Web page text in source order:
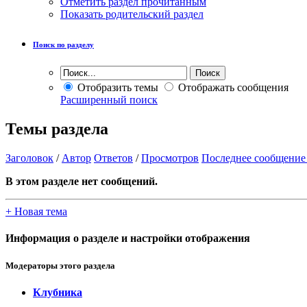
Показать родительский раздел
Поиск по разделу
Отобразить темы
Отображать сообщения
Расширенный поиск
Темы раздела
Заголовок / Автор Ответов /Просмотров Последнее сообщение
В этом разделе нет сообщений.
+ Новая тема
Информация о разделе и настройки отображения
Модераторы этого раздела
Клубника